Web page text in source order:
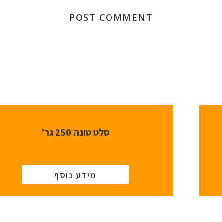
סלט טונה 250 גר'
מידע נוסף